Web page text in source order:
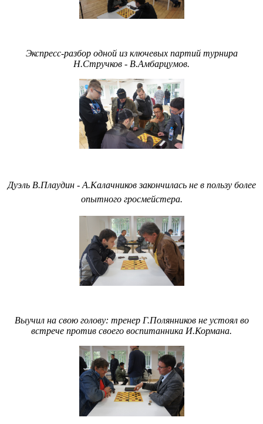
Экспресс-разбор одной из ключевых партий турнира
Н.Стручков - В.Амбарцумов.
Дуэль В.Плаудин - А.Калачниковзакончилась не в пользу более
опытного гросмейстера.
Выучил на свою голову: тренер Г.Полянников не устоял во
встрече против своего воспитанника И.Кормана.